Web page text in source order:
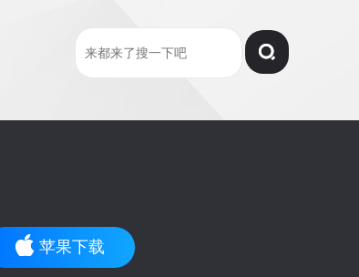
苹果下载